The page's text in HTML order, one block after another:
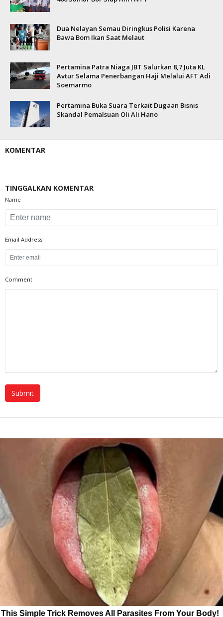
Dua Nelayan Semau Diringkus Polisi Karena
Bawa Bom Ikan Saat Melaut
Pertamina Patra Niaga JBT Salurkan 8,7 Juta KL
Avtur Selama Penerbangan Haji Melalui AFT Adi
Soemarmo
Pertamina Buka Suara Terkait Dugaan Bisnis
Skandal Pemalsuan Oli Ali Hano
KOMENTAR
TINGGALKAN KOMENTAR
Name
Email Address
Comment
This Simple Trick Removes All Parasites From Your Body!